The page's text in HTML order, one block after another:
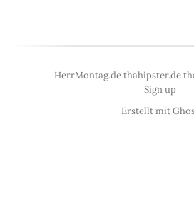
HerrMontag.de thahipster.de
Sign up
Erstellt mit